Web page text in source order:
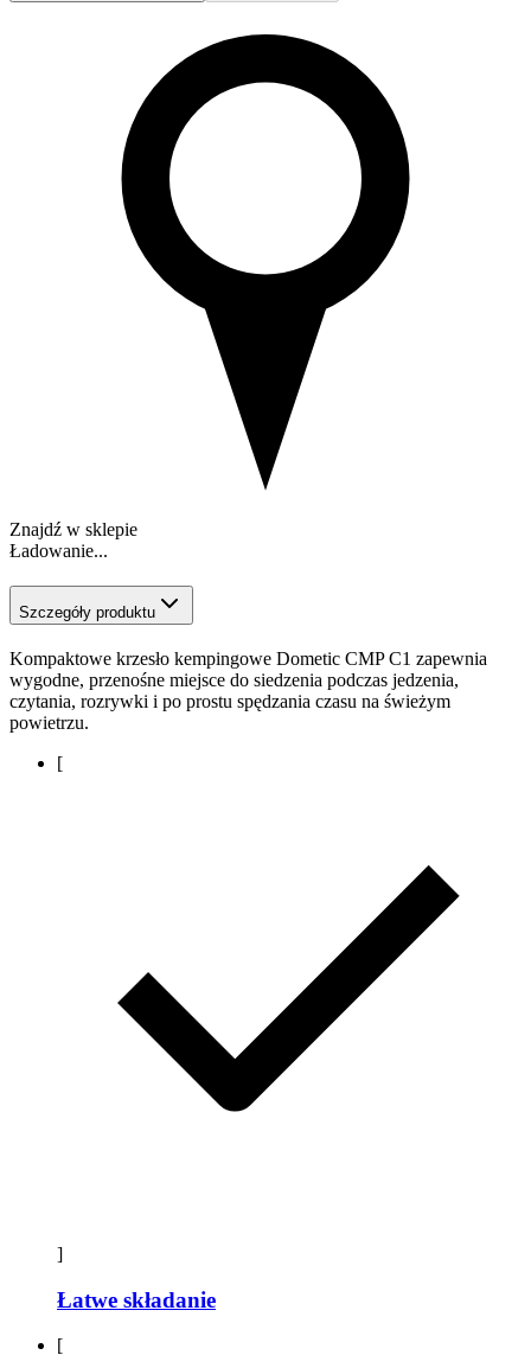
Znajdź w sklepie
Ładowanie...
Szczegóły produktu
Kompaktowe krzesło kempingowe Dometic CMP C1 zapewnia
wygodne, przenośne miejsce do siedzenia podczas jedzenia,
czytania, rozrywki i po prostu spędzania czasu na świeżym
powietrzu.
[
]
Łatwe składanie
[